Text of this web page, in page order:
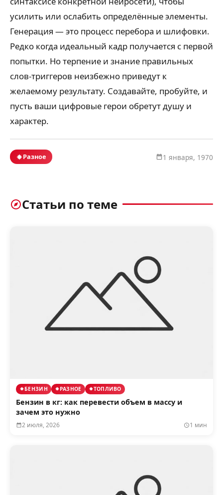
усилить или ослабить определённые элементы.
Генерация — это процесс перебора и шлифовки.
Редко когда идеальный кадр получается с первой
попытки. Но терпение и знание правильных
слов-триггеров неизбежно приведут к
желаемому результату. Создавайте, пробуйте, и
пусть ваши цифровые герои обретут душу и
характер.
Разное 1 января, 1970
Статьи по теме
БЕНЗИН РАЗНОЕ ТОПЛИВО
Бензин в кг: как перевести объем в массу и
зачем это нужно
2 июля, 2026 1 мин